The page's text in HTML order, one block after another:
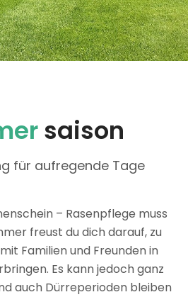
saison
für aufregende Tage
– Rasenpflege muss
freust du dich darauf, zu
Familien und Freunden in
Es kann jedoch ganz
auch Dürreperioden bleiben